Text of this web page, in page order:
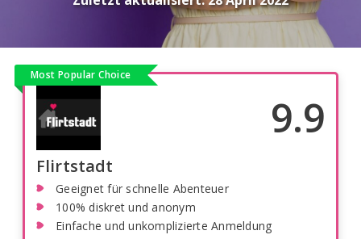
Most Popular Choice
9.9
Flirtstadt
Geeignet für schnelle Abenteuer
100% diskret und anonym
Einfache und unkomplizierte Anmeldung